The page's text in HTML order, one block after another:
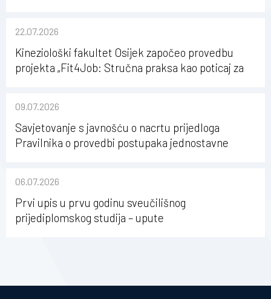
22.07.2026
Kineziološki fakultet Osijek započeo provedbu
projekta „Fit4Job: Stručna praksa kao poticaj za
09.07.2026
Savjetovanje s javnošću o nacrtu prijedloga
Pravilnika o provedbi postupaka jednostavne
Osijeku
06.07.2026
Prvi upis u prvu godinu sveučilišnog
prijediplomskog studija – upute